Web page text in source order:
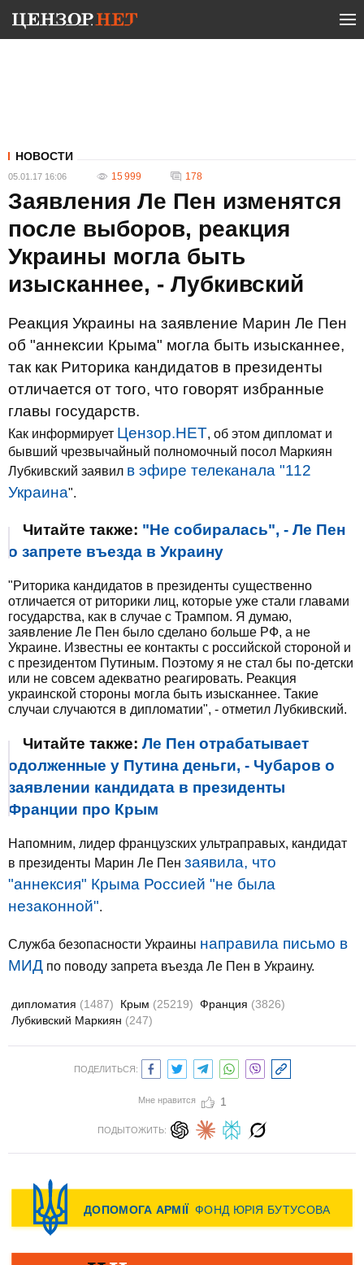
НОВОСТИ
05.01.17 16:06 15 999 178
Заявления Ле Пен изменятся
после выборов, реакция
Украины могла быть
изысканнее, - Лубкивский
Реакция Украины на заявление Марин Ле Пен
об "аннексии Крыма" могла быть изысканнее,
так как Риторика кандидатов в президенты
отличается от того, что говорят избранные
главы государств.
Как информирует Цензор.НЕТ, об этом дипломат и
бывший чрезвычайный полномочный посол Маркиян
Лубкивский заявил в эфире телеканала "112
Украина".
Читайте также: "Не собиралась", - Ле Пен
о запрете въезда в Украину
"Риторика кандидатов в президенты существенно
отличается от риторики лиц, которые уже стали главами
государства, как в случае с Трампом. Я думаю,
заявление Ле Пен было сделано больше РФ, а не
Украине. Известны ее контакты с российской стороной и
с президентом Путиным. Поэтому я не стал бы по-детски
или не совсем адекватно реагировать. Реакция
украинской стороны могла быть изысканнее. Такие
случаи случаются в дипломатии", - отметил Лубкивский.
Читайте также: Ле Пен отрабатывает
одолженные у Путина деньги, - Чубаров о
заявлении кандидата в президенты
Франции про Крым
Напомним, лидер французских ультраправых, кандидат
в президенты Марин Ле Пен заявила, что
"аннексия" Крыма Россией "не была
незаконной".
Служба безопасности Украины направила письмо в
МИД по поводу запрета въезда Ле Пен в Украину.
дипломатия (1487) Крым (25219) Франция (3826)
Лубкивский Маркиян (247)
ПОДЕЛИТЬСЯ:
Мне нравится 1
ПОДЫТОЖИТЬ: